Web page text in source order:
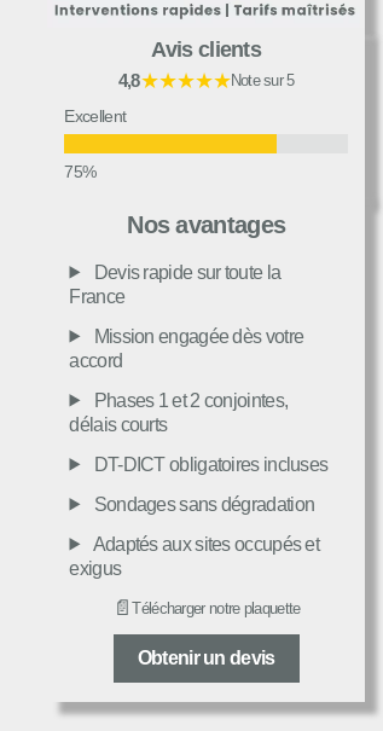
Avis clients
4,8★★★★★Note sur 5
Excellent
Moyen
Passable
Nos avantages
Devis rapide sur toute la
France
Mission engagée dès votre
accord
Phases 1 et 2 conjointes,
délais courts
DT-DICT obligatoires incluses
Sondages sans dégradation
Adaptés aux sites occupés et
exigus
📄Télécharger notre plaquette
Obtenir un devis